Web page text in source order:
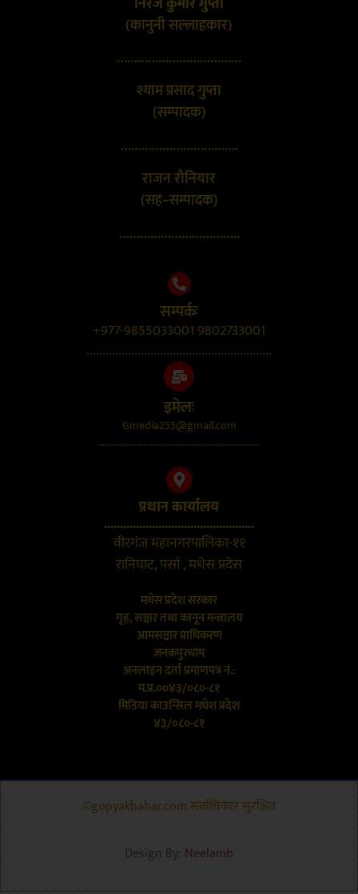
(कानुनी सल्लाहकार)
………………………………
श्याम प्रसाद गुप्ता
(सम्पादक)
…………………………….
राजन रौनियार
(सह–सम्पादक)
……………………………..
सम्पर्कः
+977-9855033001 9802733001
..........................................................
इमेलः
Gmedia255@gmail.com
....................................................................
प्रधान कार्यालय
...............................................
वीरगंज महानगरपालिका-११
रानिघाट, पर्सा , मधेस प्रदेस
मधेस प्रदेश सरकार
गृह, सञ्चार तथा कानून मन्त्रालय
आमसञ्चार प्राधिकरण
जनकपुरधाम
अनलाइन दर्ता प्रमाणपत्र नं.:
म.प्र.००४३/०८०-८१
मिडिया काउन्सिल मधेश प्रदेश
४३/०८०-८१
©gopyakhabar.com सर्वाधिकार सुरक्षित
Design By: Neelamb